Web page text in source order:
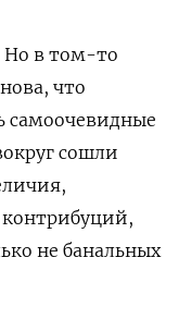
Но в том-то
что
самоочевидные
сошли
контрибуций,
не банальных